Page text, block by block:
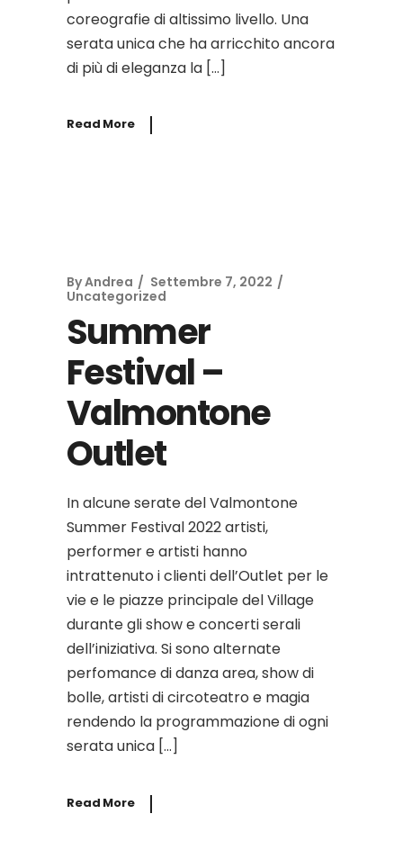
coreografie di altissimo livello. Una
serata unica che ha arricchito ancora
di più di eleganza la […]
Read More
ByAndrea
Settembre 7, 2022
Uncategorized
Summer
Festival –
Valmontone
Outlet
In alcune serate del Valmontone
Summer Festival 2022 artisti,
performer e artisti hanno
intrattenuto i clienti dell’Outlet per le
vie e le piazze principale del Village
durante gli show e concerti serali
dell’iniziativa. Si sono alternate
perfomance di danza area, show di
bolle, artisti di circoteatro e magia
rendendo la programmazione di ogni
serata unica […]
Read More